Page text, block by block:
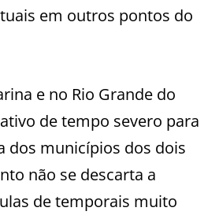
em outros pontos do
e no Rio Grande do
de tempo severo para
dos municípios dos dois
não se descarta a
de temporais muito